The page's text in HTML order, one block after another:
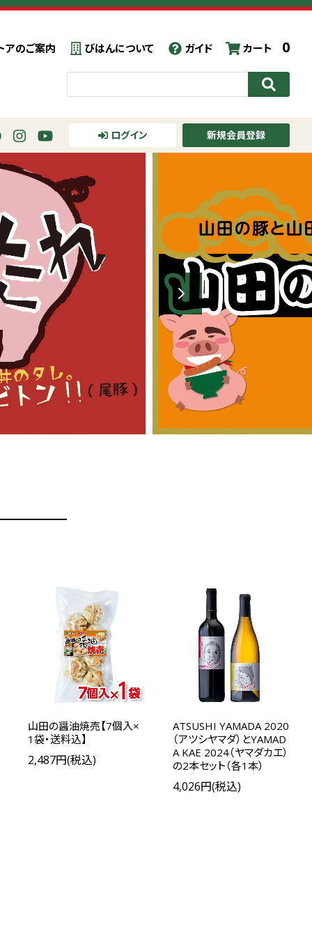
アのご案内 びはんについて ガイド カート 0
ログイン 新規会員登録
山田の醤油焼売【7個入×
1袋・送料込】
2,487円(税込)
ATSUSHI YAMADA 2020
（アツシヤマダ）とYAMAD
A KAE 2024（ヤマダカエ）
の2本セット（各1本）
4,026円(税込)